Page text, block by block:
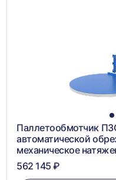
1
Паллетообмотчик
автоматической
механическое
562 145 ₽